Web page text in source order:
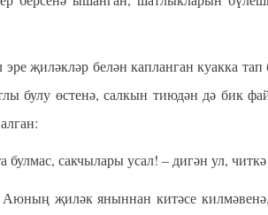
җиләкләр белән капланган куакка тап
булу өстенә, салкын тиюдән дә бик
сакчылары усал! – дигән ул,
җиләк яныннан китәсе килмәвенә,